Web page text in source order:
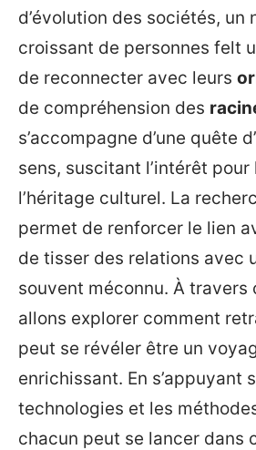
d’évolution des sociétés, un
croissant de personnes felt
de reconnecter avec leurs
de compréhension des
s’accompagne d’une quête
sens, suscitant l’intérêt
l’héritage culturel. La
permet de renforcer le lien
de tisser des relations avec
souvent méconnu. À travers
allons explorer comment
peut se révéler être un
enrichissant. En s’appuyant
technologies et les
chacun peut se lancer dans